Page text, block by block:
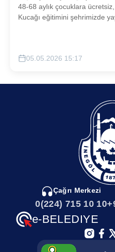
48-68 aylık çocuklara
Kucağı eğitimini şehrimizde
05.05.2026 15:17
Çağrı Merkezi
0(224) 715 10 10
e-BELEDIYE